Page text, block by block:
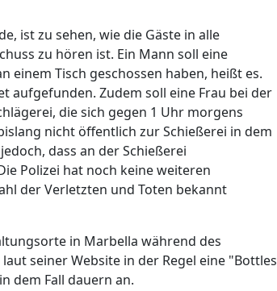
ist zu sehen, wie die Gäste in alle
zu hören ist. Ein Mann soll eine
einem Tisch geschossen haben, heißt es.
aufgefunden. Zudem soll eine Frau bei der
die sich gegen 1 Uhr morgens
nicht öffentlich zur Schießerei in dem
dass an der Schießerei
Polizei hat noch keine weiteren
der Verletzten und Toten bekannt
in Marbella während des
seiner Website in der Regel eine "Bottles
dem Fall dauern an.